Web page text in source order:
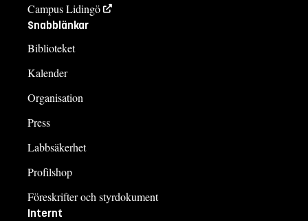
Campus Lidingö
Snabblänkar
Biblioteket
Kalender
Organisation
Press
Labbsäkerhet
Profilshop
Föreskrifter och styrdokument
Internt